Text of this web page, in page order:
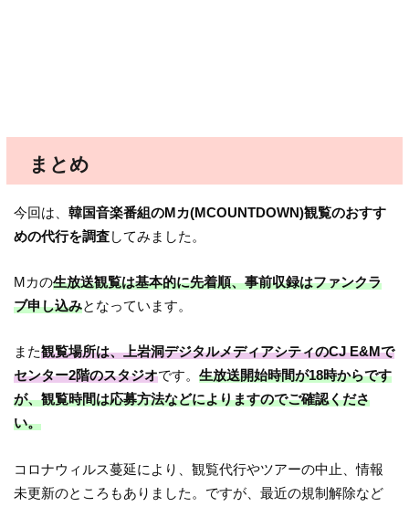
まとめ
今回は、韓国音楽番組のMカ(MCOUNTDOWN)観覧のおすす
めの代行を調査してみました。
Mカの生放送観覧は基本的に先着順、事前収録はファンクラ
ブ申し込みとなっています。
また観覧場所は、上岩洞デジタルメディアシティのCJ E&Mで
センター2階のスタジオです。生放送開始時間が18時からです
が、観覧時間は応募方法などによりますのでご確認くださ
い。
コロナウィルス蔓延により、観覧代行やツアーの中止、情報
未更新のところもありました。ですが、最近の規制解除など